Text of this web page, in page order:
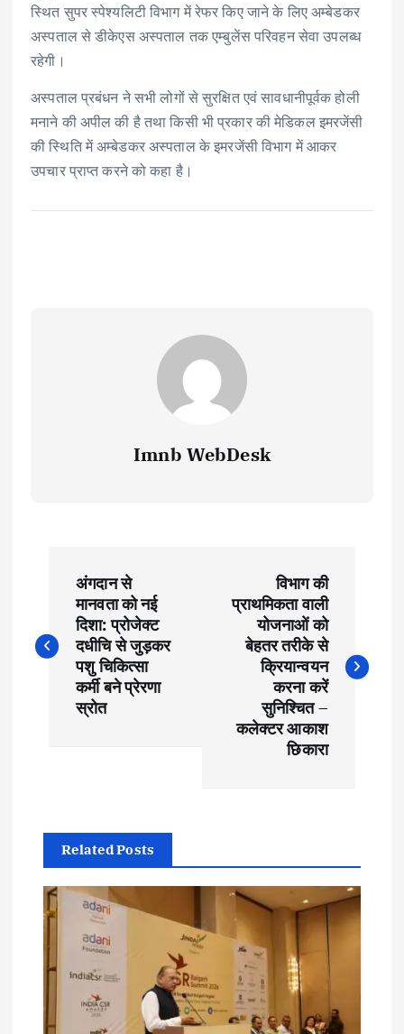
स्थित सुपर स्पेश्यलिटी विभाग में रेफर किए जाने के लिए अम्बेडकर
अस्पताल से डीकेएस अस्पताल तक एम्बुलेंस परिवहन सेवा उपलब्ध
रहेगी।
अस्पताल प्रबंधन ने सभी लोगों से सुरक्षित एवं सावधानीपूर्वक होली
मनाने की अपील की है तथा किसी भी प्रकार की मेडिकल इमरजेंसी
की स्थिति में अम्बेडकर अस्पताल के इमरजेंसी विभाग में आकर
उपचार प्राप्त करने को कहा है।
Imnb WebDesk
s
v
g
a
t
अंगदान से
मानवता को नई
दिशा: प्रोजेक्ट
दधीचि से जुड़कर
पशु चिकित्सा
कर्मी बने प्रेरणा
स्रोत
विभाग की
प्राथमिकता वाली
योजनाओं को
बेहतर तरीके से
क्रियान्वयन
करना करें
सुनिश्चित –
कलेक्टर आकाश
छिकारा
Related Posts